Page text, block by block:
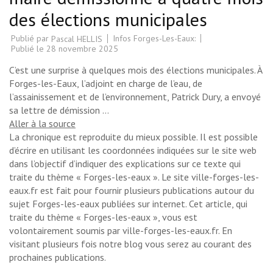
des élections municipales
Publié par Pascal HELLIS
Infos Forges-Les-Eaux:
Publié le 28 novembre 2025
C’est une surprise à quelques mois des élections municipales. À
Forges-les-Eaux, l’adjoint en charge de l’eau, de
l’assainissement et de l’environnement, Patrick Dury, a envoyé
sa lettre de démission …
Aller à la source
La chronique est reproduite du mieux possible. Il est possible
d’écrire en utilisant les coordonnées indiquées sur le site web
dans l’objectif d’indiquer des explications sur ce texte qui
traite du thème « Forges-les-eaux ». Le site ville-forges-les-
eaux.fr est fait pour fournir plusieurs publications autour du
sujet Forges-les-eaux publiées sur internet. Cet article, qui
traite du thème « Forges-les-eaux », vous est
volontairement soumis par ville-forges-les-eaux.fr. En
visitant plusieurs fois notre blog vous serez au courant des
prochaines publications.